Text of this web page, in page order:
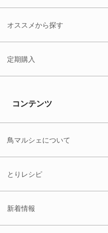
オススメから探す
定期購入
コンテンツ
鳥マルシェについて
とりレシピ
新着情報